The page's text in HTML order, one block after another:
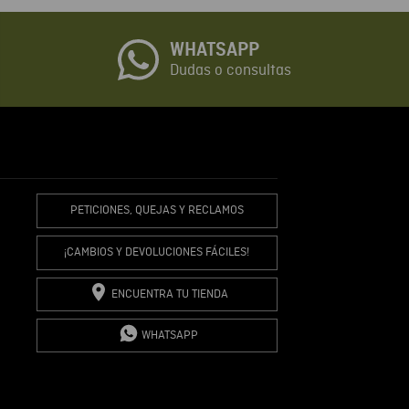
COMENTARIO
WHATSAPP
Dudas o consultas
PETICIONES, QUEJAS Y RECLAMOS
¡CAMBIOS Y DEVOLUCIONES FÁCILES!
ENCUENTRA TU TIENDA
WHATSAPP